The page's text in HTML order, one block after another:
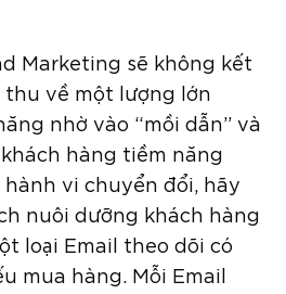
Marketing sẽ không kết
về một lượng lớn
nhờ vào “mồi dẫn” và
hàng tiềm năng
vi chuyển đổi, hãy
nuôi dưỡng khách hàng
loại Email theo dõi có
mua hàng. Mỗi Email